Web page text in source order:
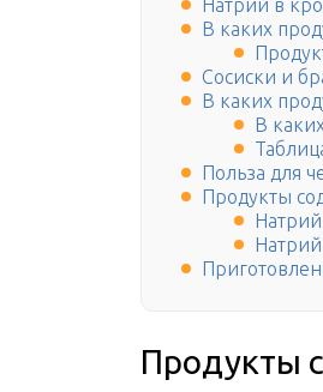
Натрий в
В каких
Сосиски и
В каких
В
Польза для
Продукты
Продукты